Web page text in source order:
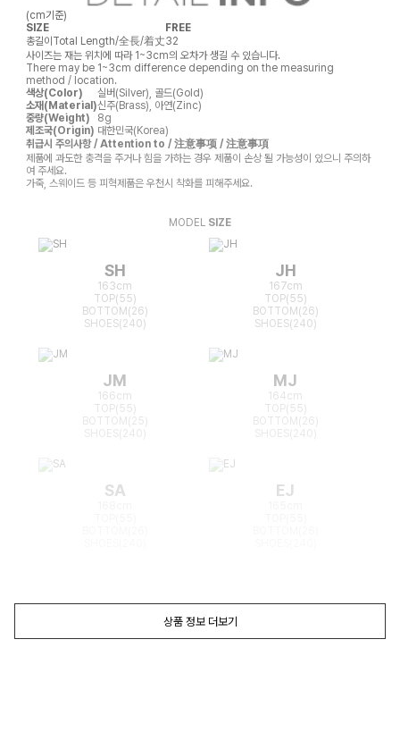
(cm기준)
SIZE
FREE
총길이 Total Length/全長/着丈32
사이즈는 재는 위치에 따라 1~3cm의 오차가 생길 수 있습니다.
There may be 1~3cm difference depending on the measuring
method / location.
색상(Color)
실버(Silver), 골드(Gold)
소재(Material)신주(Brass), 아연(Zinc)
중량(Weight)
8g
제조국(Origin) 대한민국(Korea)
취급시 주의사항 / Attention to / 注意事项 / 注意事項
제품에 과도한 충격을 주거나 힘을 가하는 경우 제품이 손상 될 가능성이 있으니 주의하
여 주세요.
가죽, 스웨이드 등 피혁제품은 우천시 착화를 피해주세요.
MODEL SIZE
SH
163cm
TOP(55)
BOTTOM(26)
SHOES(240)
JH
167cm
TOP(55)
BOTTOM(26)
SHOES(240)
JM
166cm
TOP(55)
BOTTOM(25)
MJ
164cm
TOP(55)
BOTTOM(26)
SA EJ
상품 정보 더보기